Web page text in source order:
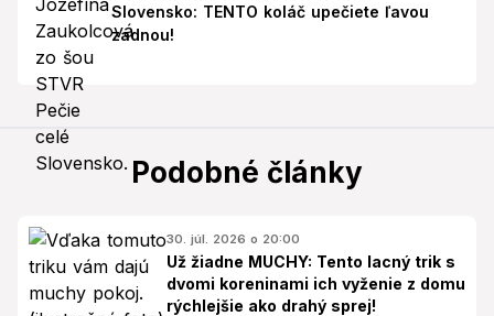
Slovensko: TENTO koláč upečiete ľavou
zadnou!
Podobné články
30. júl. 2026 o 20:00
Už žiadne MUCHY: Tento lacný trik s
dvomi koreninami ich vyženie z domu
rýchlejšie ako drahý sprej!